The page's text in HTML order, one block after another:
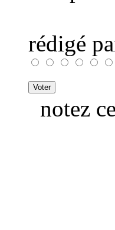
rédigé
notez